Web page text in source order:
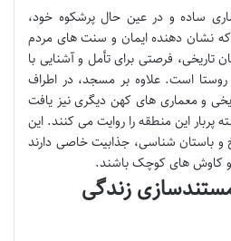
ساده و در عین حال پرشکوه خود،
نشان دهنده ایمان و سنت های مردم
تاریخی، فرصتی برای تأمل و آشنایی با
است. علاوه بر مسجد، در اطراف
و معماری های کهن دیگری نیز یافت
این منطقه را روایت می کنند. این
و باستان شناسی، جذابیت خاصی دارند
و کاوش های کوچک باشند.
زندگی